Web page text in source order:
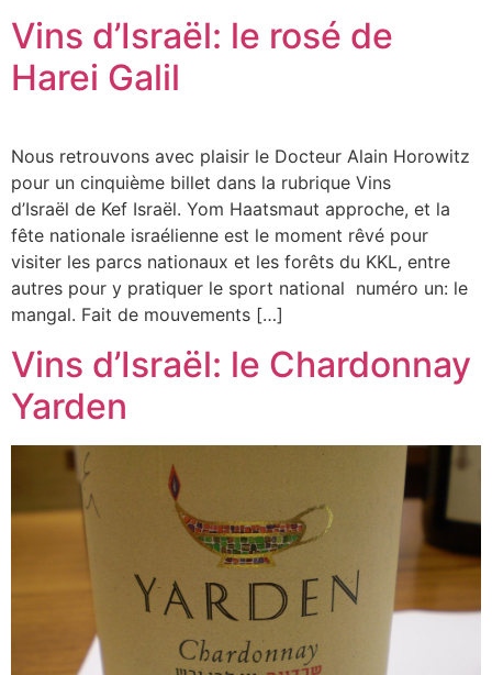
Harei Galil
Nous retrouvons avec plaisir le Docteur Alain Horowitz
pour un cinquième billet dans la rubrique Vins
d’Israël de Kef Israël. Yom Haatsmaut approche, et la
fête nationale israélienne est le moment rêvé pour
visiter les parcs nationaux et les forêts du KKL, entre
autres pour y pratiquer le sport national ‏ numéro un: le
mangal. Fait de mouvements […]
Vins d’Israël: le Chardonnay
Yarden